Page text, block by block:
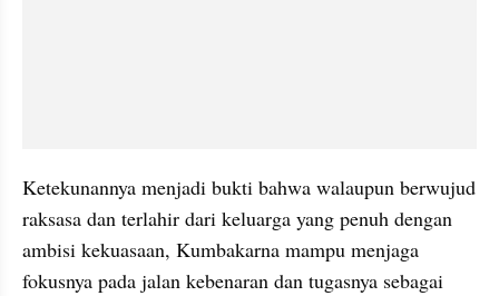
Ketekunannya menjadi bukti bahwa walaupun berwujud
raksasa dan terlahir dari keluarga yang penuh dengan
ambisi kekuasaan, Kumbakarna mampu menjaga
fokusnya pada jalan kebenaran dan tugasnya sebagai